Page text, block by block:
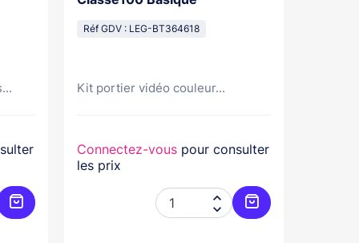
Ajouter au panier
Réf GDV : LEG-BT364618
Kit portier vidéo couleur...
Connectez-vous pour consulter
les prix


Ajouter au panier